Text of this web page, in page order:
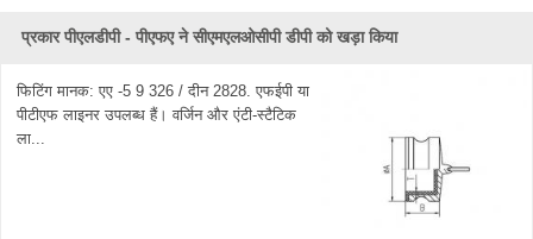
प्रकार पीएलडीपी - पीएफए ​​ने सीएमएलओसीपी डीपी को खड़ा किया
फिटिंग मानक: एए -5 9 326 / दीन 2828. एफईपी या
पीटीएफ लाइनर उपलब्ध हैं। वर्जिन और एंटी-स्टैटिक
ला...